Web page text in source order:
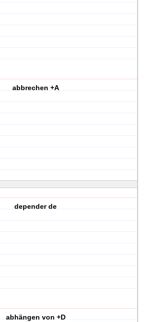
abbrechen +A
depender de
abhängen von +D